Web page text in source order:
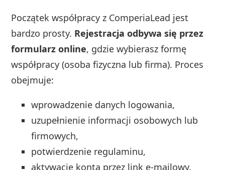
Początek współpracy z ComperiaLead jest
bardzo prosty. Rejestracja odbywa się przez
formularz online, gdzie wybierasz formę
współpracy (osoba fizyczna lub firma). Proces
obejmuje:
wprowadzenie danych logowania,
uzupełnienie informacji osobowych lub
firmowych,
potwierdzenie regulaminu,
aktywację konta przez link e-mailowy.